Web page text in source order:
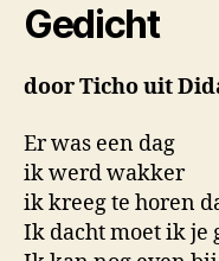
Gedicht
door Ticho uit
Er was een dag
ik werd wakker
ik kreeg te horen
Ik dacht moet ik je